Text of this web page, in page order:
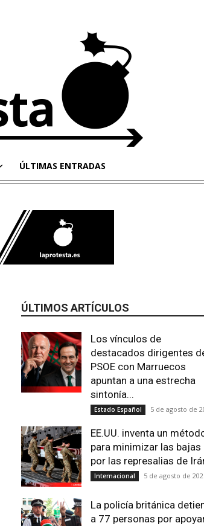
ÚLTIMAS ENTRADAS
ÚLTIMOS ARTÍCULOS
Los vínculos de
destacados dirigentes
PSOE con Marruecos
apuntan a una estrecha
sintonía...
Estado Español 5 de agosto de
EE.UU. inventa un
para minimizar las bajas
por las represalias de
Internacional 5 de agosto de
La policía británica
a 77 personas por